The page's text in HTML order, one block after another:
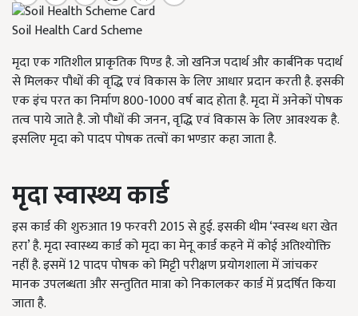
Soil Health Card Scheme
मृदा एक गतिशील प्राकृतिक पिण्ड है. जो खनिज पदार्थ और कार्बनिक पदार्थ
से मिलकर पौधों की वृद्धि एवं विकास के लिए आधार प्रदान करती है. इसकी
एक इंच परत का निर्माण 800-1000 वर्ष बाद होता है. मृदा में अनेकों पोषक
तत्व पाये जाते है. जो पौधों की जनन, वृद्धि एवं विकास के लिए आवश्यक है.
इसलिए मृदा को पादप पोषक तत्वों का भण्डार कहा जाता है.
मृदा स्वास्थ्य कार्ड
इस कार्ड की शुरुआत 19 फरवरी 2015 से हुई. इसकी थीम ‘स्वस्थ धरा खेत
हरा’ है. मृदा स्वास्थ्य कार्ड को मृदा का मेनू कार्ड कहने में कोई अतिश्योक्ति
नहीं है. इसमें 12 पादप पोषक को मिट्टी परीक्षण प्रयोगशाला में जांचकर
मानक उपलब्धता और सन्तुतित मात्रा को निकालकर कार्ड में प्रदर्षित किया
जाता है.